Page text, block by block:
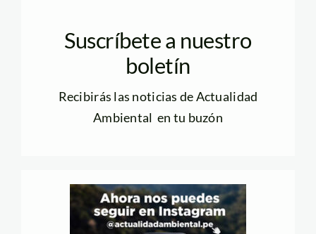
Suscríbete a nuestro
boletín
Recibirás las noticias de Actualidad
Ambiental en tu buzón